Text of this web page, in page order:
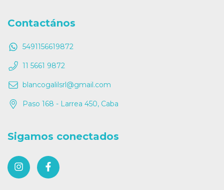
Contactános
5491156619872
11 5661 9872
blancogalilsrl@gmail.com
Paso 168 - Larrea 450, Caba
Sigamos conectados